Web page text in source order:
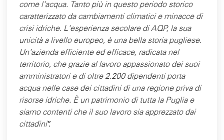
come l’acqua. Tanto più in questo periodo storico
caratterizzato da cambiamenti climatici e minacce di
crisi idriche. L’esperienza secolare di AQP, la sua
unicità a livello europeo, è una bella storia pugliese.
Un’azienda efficiente ed efficace, radicata nel
territorio, che grazie al lavoro appassionato dei suoi
amministratori e di oltre 2.200 dipendenti porta
acqua nelle case dei cittadini di una regione priva di
risorse idriche. È un patrimonio di tutta la Puglia e
siamo contenti che il suo lavoro sia apprezzato dai
cittadini”.